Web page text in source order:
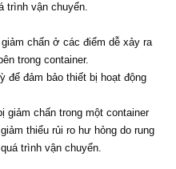
trình vận chuyển.
chấn ở các điểm dễ xảy ra
trong container.
để đảm bảo thiết bị hoạt động
giảm chấn trong một container
thiểu rủi ro hư hỏng do rung
trình vận chuyển.